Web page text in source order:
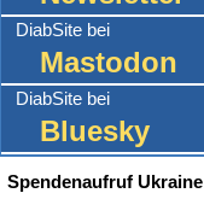
DiabSite bei
Mastodon
DiabSite bei
Bluesky
Spendenaufruf Ukraine